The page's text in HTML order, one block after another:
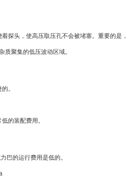
探头，使高压取压孔不会被堵塞。重要的是
聚集的低压波动区域。
。
的装配费用。
巴的运行费用是低的。